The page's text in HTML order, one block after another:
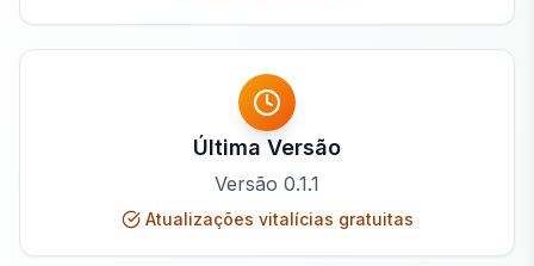
Última Versão
Versão 0.1.1
Atualizações vitalícias gratuitas